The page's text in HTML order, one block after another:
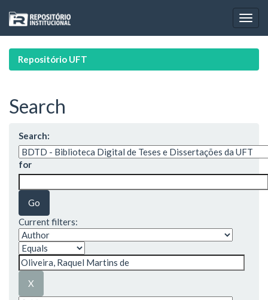
navigation
Repositório UFT
Search
Search:
for
Current filters: